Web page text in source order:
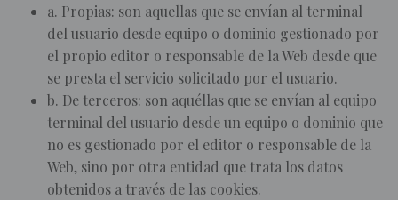
a. Propias: son aquellas que se envían al terminal
del usuario desde equipo o dominio gestionado por
el propio editor o responsable de la Web desde que
se presta el servicio solicitado por el usuario.
b. De terceros: son aquéllas que se envían al equipo
terminal del usuario desde un equipo o dominio que
no es gestionado por el editor o responsable de la
Web, sino por otra entidad que trata los datos
obtenidos a través de las cookies.